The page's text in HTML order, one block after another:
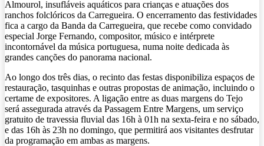
Almourol, insufláveis aquáticos para crianças e atuações dos
ranchos folclóricos da Carregueira. O encerramento das festividades
fica a cargo da Banda da Carregueira, que recebe como convidado
especial Jorge Fernando, compositor, músico e intérprete
incontornável da música portuguesa, numa noite dedicada às
grandes canções do panorama nacional.
Ao longo dos três dias, o recinto das festas disponibiliza espaços de
restauração, tasquinhas e outras propostas de animação, incluindo o
certame de expositores. A ligação entre as duas margens do Tejo
será assegurada através da Passagem Entre Margens, um serviço
gratuito de travessia fluvial das 16h à 01h na sexta-feira e no sábado,
e das 16h às 23h no domingo, que permitirá aos visitantes desfrutar
da programação em ambas as margens.